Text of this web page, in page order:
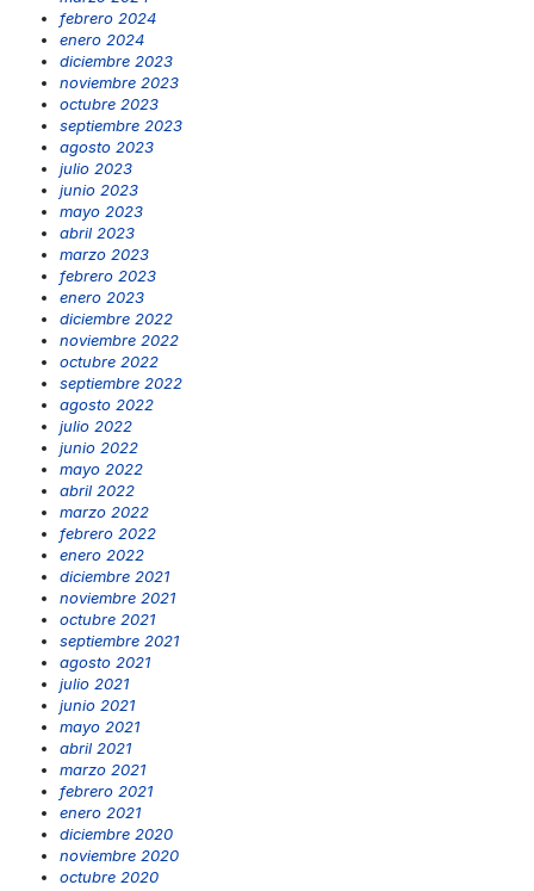
febrero 2024
enero 2024
diciembre 2023
noviembre 2023
octubre 2023
septiembre 2023
agosto 2023
julio 2023
junio 2023
mayo 2023
abril 2023
marzo 2023
febrero 2023
enero 2023
diciembre 2022
noviembre 2022
octubre 2022
septiembre 2022
agosto 2022
julio 2022
junio 2022
mayo 2022
abril 2022
marzo 2022
febrero 2022
enero 2022
diciembre 2021
noviembre 2021
octubre 2021
septiembre 2021
agosto 2021
julio 2021
junio 2021
mayo 2021
abril 2021
marzo 2021
febrero 2021
enero 2021
diciembre 2020
noviembre 2020
octubre 2020